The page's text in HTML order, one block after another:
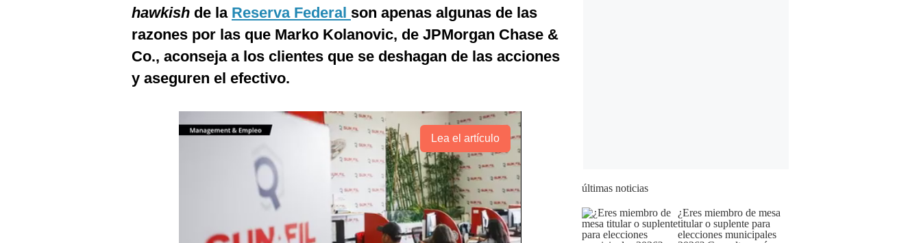
hawkish de la Reserva Federal son apenas algunas de las
razones por las que Marko Kolanovic, de JPMorgan Chase &
Co., aconseja a los clientes que se deshagan de las acciones
y aseguren el efectivo.
Lea el artículo
últimas noticias
¿Eres miembro de mesa
titular o suplente para
elecciones municipales